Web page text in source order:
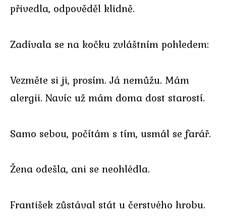
přivedla, odpověděl klidně.
Zadívala se na kočku zvláštním pohledem:
Vezměte si ji, prosím. Já nemůžu. Mám
alergii. Navíc už mám doma dost starostí.
Samo sebou, počítám s tím, usmál se farář.
Žena odešla, ani se neohlédla.
František zůstával stát u čerstvého hrobu.